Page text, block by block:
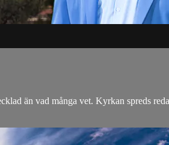
än vad många vet. Kyrkan spreds